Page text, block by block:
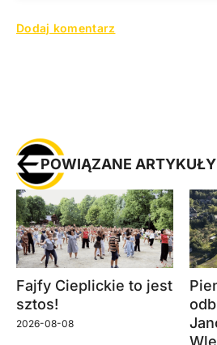
POWIĄZANE ARTYKUŁY
Fajfy Cieplickie to jest
sztos!
2026-08-08